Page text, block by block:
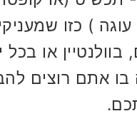
) כזו
או בכל
בו אתם רוצים